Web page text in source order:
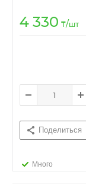
4 330 ₸/шт
Много
Поделиться